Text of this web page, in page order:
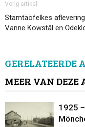
Vorig artikel
Stamtäöfelkes
Vanne Kowstâl en
GERELATEERDE
MEER VAN DEZE
1925